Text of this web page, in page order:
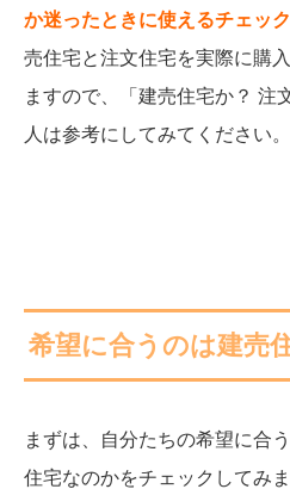
か迷ったときに使えるチェッ
売住宅と注文住宅を実際に購
ますので、「建売住宅か？ 注
人は参考にしてみてください。
希望に合うのは建売
まずは、自分たちの希望に合
住宅なのかをチェックしてみま